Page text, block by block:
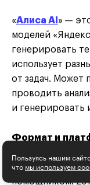
«Алиса AI » —
моделей
генерировать
использует
от задач. Может
проводить
и генерировать
Формат и
на отдельной
помощником.
Пользуясь нашим
что мы используем
и получите
Дизайн
Разработка
Маркетинг